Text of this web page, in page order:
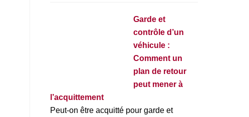
Garde et
contrôle d’un
véhicule :
Comment un
plan de retour
peut mener à
l’acquittement
Peut-on être acquitté pour garde et